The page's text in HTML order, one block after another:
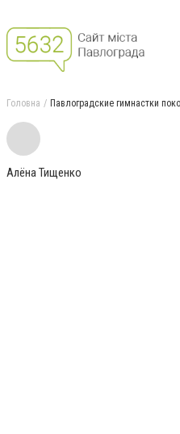
Головна Павлоградские гимнастки
Алёна Тищенко